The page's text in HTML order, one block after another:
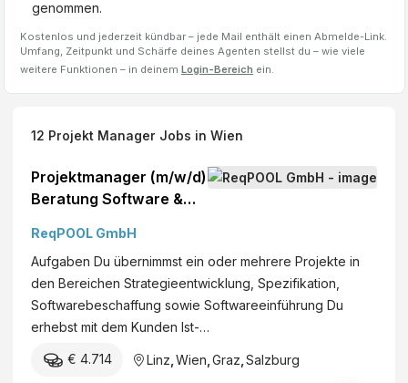
genommen.
Kostenlos und jederzeit kündbar – jede Mail enthält einen Abmelde-Link.
Umfang, Zeitpunkt und Schärfe deines Agenten stellst du – wie viele
weitere Funktionen – in deinem Login-Bereich ein.
12 Projekt Manager Jobs in Wien
Projektmanager (m/w/d)
Beratung Software &
Industrie o. Energie
ReqPOOL GmbH
Aufgaben Du übernimmst ein oder mehrere Projekte in
den Bereichen Strategieentwicklung, Spezifikation,
Softwarebeschaffung sowie Softwareeinführung Du
erhebst mit dem Kunden Ist-…
€ 4.714 Linz Wien Graz Salzburg